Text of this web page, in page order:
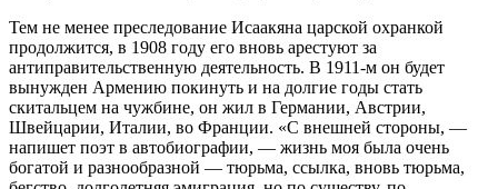
Тем не менее преследование Исаакяна царской охранкой
продолжится, в 1908 году его вновь арестуют за
антиправительственную деятельность. В 1911-м он будет
вынужден Армению покинуть и на долгие годы стать
скитальцем на чужбине, он жил в Германии, Австрии,
Швейцарии, Италии, во Франции. «С внешней стороны, —
напишет поэт в автобиографии, — жизнь моя была очень
богатой и разнообразной — тюрьма, ссылка, вновь тюрьма,